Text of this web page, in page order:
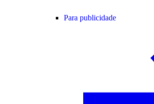
Para publicidade